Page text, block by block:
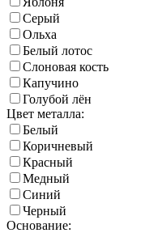
Серый
Ольха
Белый лотос
Слоновая кость
Капучино
Голубой лён
Цвет металла:
Белый
Коричневый
Красный
Медный
Синий
Черный
Основание: